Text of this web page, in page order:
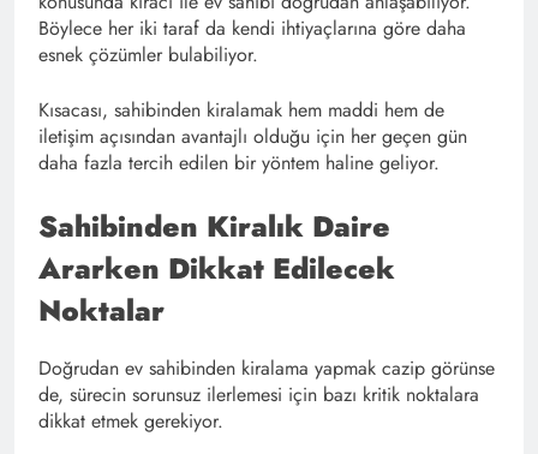
Böylece her iki taraf da kendi ihtiyaçlarına göre daha
esnek çözümler bulabiliyor.
Kısacası, sahibinden kiralamak hem maddi hem de
iletişim açısından avantajlı olduğu için her geçen gün
daha fazla tercih edilen bir yöntem haline geliyor.
Sahibinden Kiralık Daire
Ararken Dikkat Edilecek
Noktalar
Doğrudan ev sahibinden kiralama yapmak cazip görünse
de, sürecin sorunsuz ilerlemesi için bazı kritik noktalara
dikkat etmek gerekiyor.